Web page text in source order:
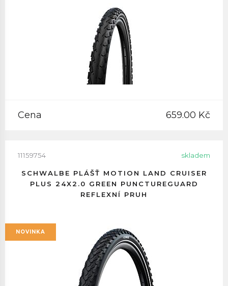
Cena 659.00 Kč
11159754 skladem
SCHWALBE PLÁŠŤ MOTION LAND CRUISER
PLUS 24X2.0 GREEN PUNCTUREGUARD
REFLEXNÍ PRUH
NOVINKA